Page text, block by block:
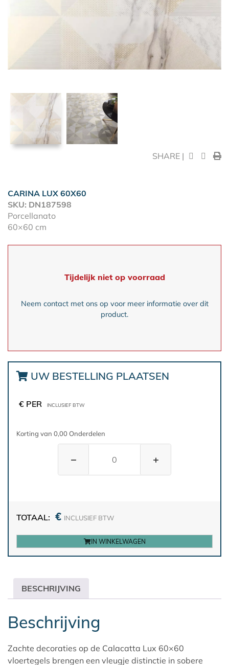
SHARE |
CARINA LUX 60X60
SKU: DN187598
Porcellanato
60×60 cm
Tijdelijk niet op voorraad
Neem contact met ons op voor meer informatie over dit
product.
UW BESTELLING PLAATSEN
€ PER INCLUSIEF BTW
Korting van 0,00 Onderdelen
− +
TOTAAL: € INCLUSIEF BTW
IN WINKELWAGEN
BESCHRIJVING
Beschrijving
Zachte decoraties op de Calacatta Lux 60×60
vloertegels brengen een vleugje distinctie in sobere